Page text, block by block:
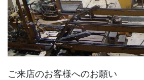
ご来店のお客様へのお願い